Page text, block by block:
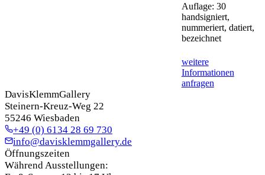
Auflage: 30
handsigniert,
nummeriert, datiert,
bezeichnet
weitere
Informationen
anfragen
DavisKlemmGallery
Steinern-Kreuz-Weg 22
55246 Wiesbaden
+49 (0) 6134 28 69 730
info@davisklemmgallery.de
Öffnungszeiten
Während Ausstellungen: